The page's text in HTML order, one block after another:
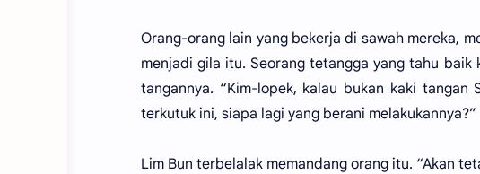
Orang-orang lain yang bekerja di sawah mereka,
menjadi gila itu. Seorang tetangga yang tahu baik
tangannya. “Kim-lopek, kalau bukan kaki
terkutuk ini, siapa lagi yang berani melakukannya?”
Lim Bun terbelalak memandang orang itu. “Akan